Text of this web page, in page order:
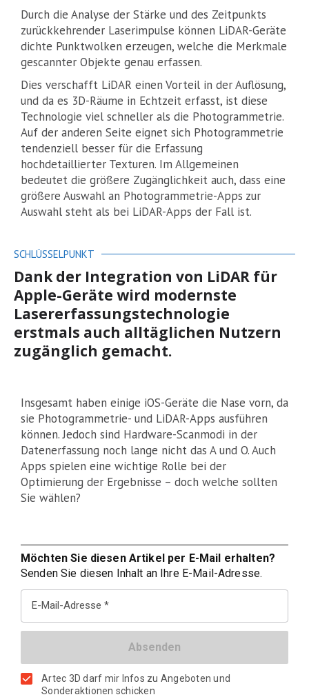
Durch die Analyse der Stärke und des Zeitpunkts
zurückkehrender Laserimpulse können LiDAR-Geräte
dichte Punktwolken erzeugen, welche die Merkmale
gescannter Objekte genau erfassen.
Dies verschafft LiDAR einen Vorteil in der Auflösung,
und da es 3D-Räume in Echtzeit erfasst, ist diese
Technologie viel schneller als die Photogrammetrie.
Auf der anderen Seite eignet sich Photogrammetrie
tendenziell besser für die Erfassung
hochdetaillierter Texturen. Im Allgemeinen
bedeutet die größere Zugänglichkeit auch, dass eine
größere Auswahl an Photogrammetrie-Apps zur
Auswahl steht als bei LiDAR-Apps der Fall ist.
SCHLÜSSELPUNKT
Dank der Integration von LiDAR für
Apple-Geräte wird modernste
Lasererfassungstechnologie
erstmals auch alltäglichen Nutzern
zugänglich gemacht.
Insgesamt haben einige iOS-Geräte die Nase vorn, da
sie Photogrammetrie- und LiDAR-Apps ausführen
können. Jedoch sind Hardware-Scanmodi in der
Datenerfassung noch lange nicht das A und O. Auch
Apps spielen eine wichtige Rolle bei der
Optimierung der Ergebnisse – doch welche sollten
Sie wählen?
Möchten Sie diesen Artikel per E-Mail erhalten?
Senden Sie diesen Inhalt an Ihre E-Mail-Adresse.
E-Mail-Adresse
Artec 3D darf mir Infos zu Angeboten und
Sonderaktionen schicken